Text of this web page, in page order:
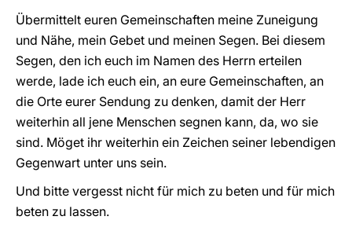
Übermittelt euren Gemeinschaften meine Zuneigung
und Nähe, mein Gebet und meinen Segen. Bei diesem
Segen, den ich euch im Namen des Herrn erteilen
werde, lade ich euch ein, an eure Gemeinschaften, an
die Orte eurer Sendung zu denken, damit der Herr
weiterhin all jene Menschen segnen kann, da, wo sie
sind. Möget ihr weiterhin ein Zeichen seiner lebendigen
Gegenwart unter uns sein.
Und bitte vergesst nicht für mich zu beten und für mich
beten zu lassen.